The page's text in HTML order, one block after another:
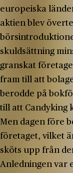
europeiska
aktien blev
skuldsättning
granskat
fram till att
berodde på
till att Candyking
Men dagen före
företaget, vilket
sköts upp från
Anledningen var